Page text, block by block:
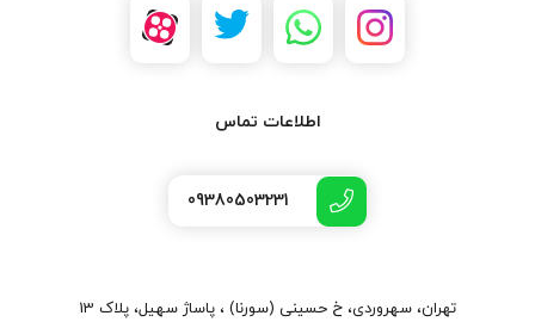
اطلاعات تماس
09380503231
تهران، سهروردی، خ حسینی (سورنا) ، پاساژ سهیل، پلاک 13